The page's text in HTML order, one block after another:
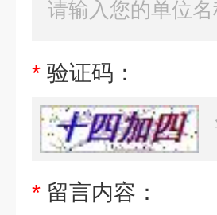
* 验证码：
* 留言内容：